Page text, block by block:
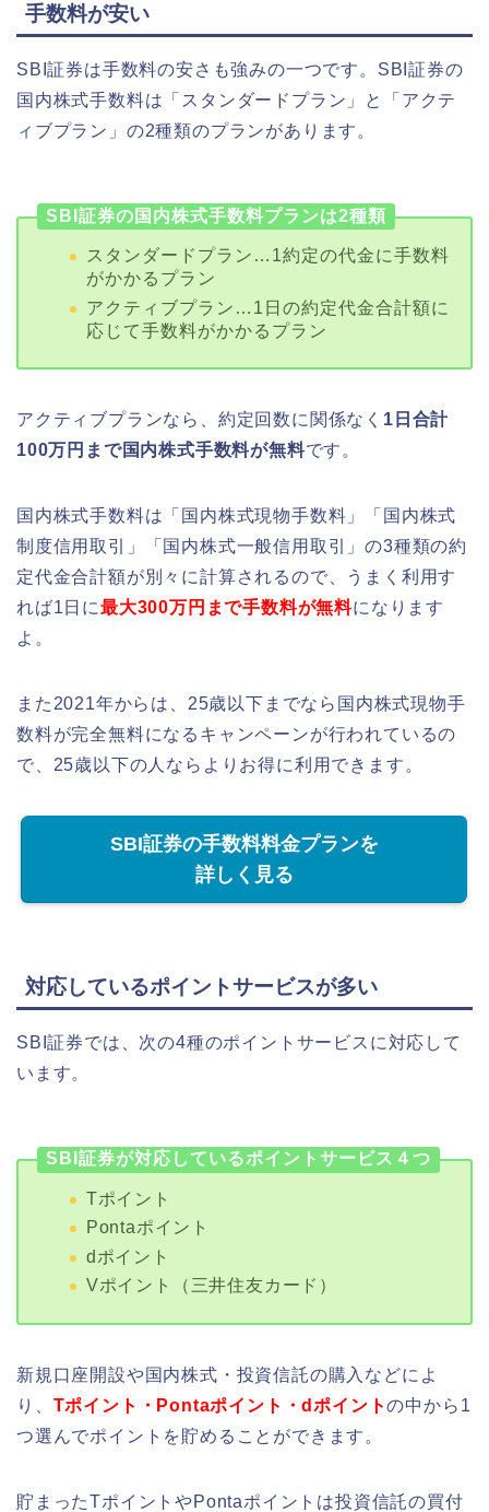
手数料が安い
SBI証券は手数料の安さも強みの一つです。SBI証券の
国内株式手数料は「スタンダードプラン」と「アクテ
ィブプラン」の2種類のプランがあります。
SBI証券の国内株式手数料プランは2種類
スタンダードプラン…1約定の代金に手数料
がかかるプラン
アクティブプラン…1日の約定代金合計額に
応じて手数料がかかるプラン
アクティブプランなら、約定回数に関係なく 1日合計
100万円まで国内株式手数料が無料です。
国内株式手数料は 「国内株式現物手数料」「国内株式
制度信用取引」「国内株式一般信用取引」の3種類の約
定代金合計額が別々に計算されるので、うまく利用す
れば1日に最大300万円まで手数料が無料になります
よ。
また2021年からは、25歳以下までなら国内株式現物手
数料が完全無料になるキャンペーンが行われているの
で、25歳以下の人ならよりお得に利用できます。
SBI証券の手数料料金プランを
詳しく見る
対応しているポイントサービスが多い
SBI証券では、次の4種のポイントサービスに対応して
います。
SBI証券が対応しているポイントサービス４つ
Tポイント
Pontaポイント
dポイント
Vポイント（三井住友カード）
新規口座開設や国内株式・投資信託の購入などによ
り、 Tポイント・Pontaポイント・dポイントの中から1
つ選んでポイントを貯めることができます。
貯まったTポイントやPontaポイントは投資信託の買付